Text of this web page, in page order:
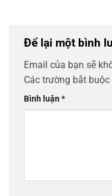
Để lại một bình
Email của bạn sẽ
Các trường bắt
Bình luận*